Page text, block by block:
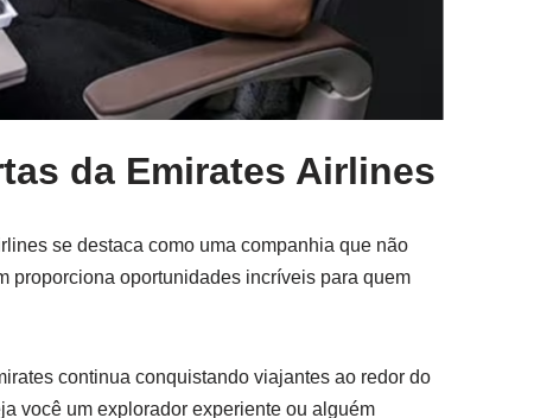
da Emirates Airlines
se destaca como uma companhia que não
proporciona oportunidades incríveis para quem
continua conquistando viajantes ao redor do
você um explorador experiente ou alguém